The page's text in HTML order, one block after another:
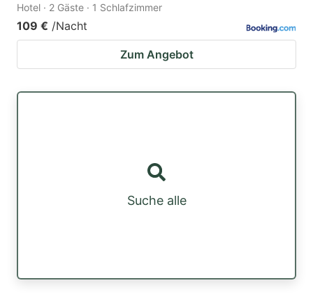
Hotel · 2 Gäste · 1 Schlafzimmer
109 € /Nacht
Zum Angebot
Suche alle